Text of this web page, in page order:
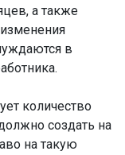
а также
в
количество
создать на
на такую